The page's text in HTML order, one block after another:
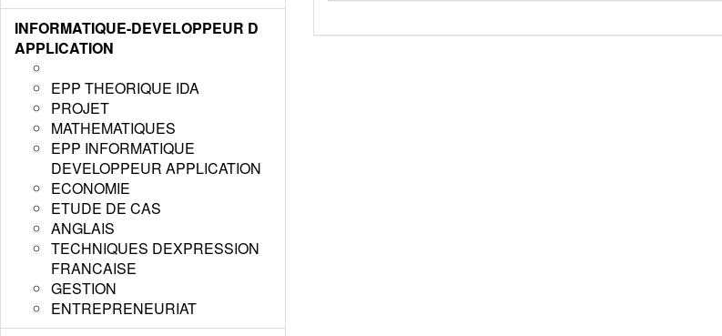
INFORMATIQUE-DEVELOPPEUR D
APPLICATION
EPP THEORIQUE IDA
PROJET
MATHEMATIQUES
EPP INFORMATIQUE
DEVELOPPEUR APPLICATION
ECONOMIE
ETUDE DE CAS
ANGLAIS
TECHNIQUES DEXPRESSION
FRANCAISE
GESTION
ENTREPRENEURIAT